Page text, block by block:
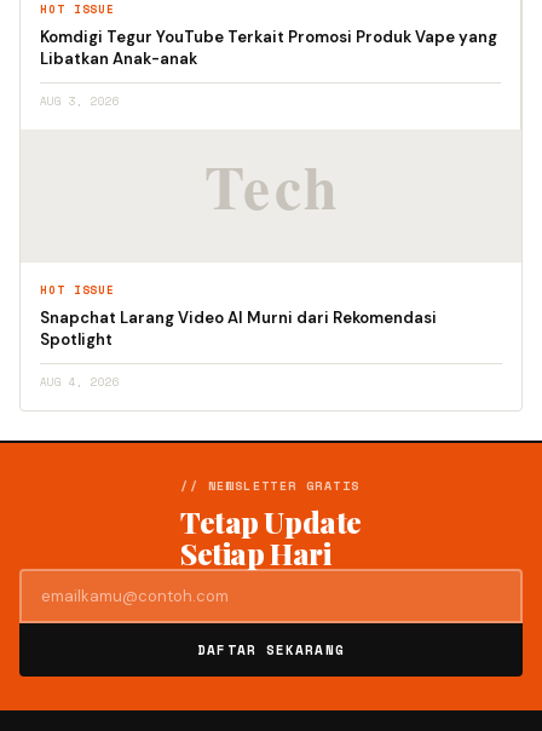
HOT ISSUE
Komdigi Tegur YouTube Terkait Promosi Produk Vape yang
Libatkan Anak-anak
AUG 3, 2026
HOT ISSUE
Snapchat Larang Video AI Murni dari Rekomendasi
Spotlight
AUG 4, 2026
// NEWSLETTER GRATIS
Tetap Update
Setiap Hari
DAFTAR SEKARANG